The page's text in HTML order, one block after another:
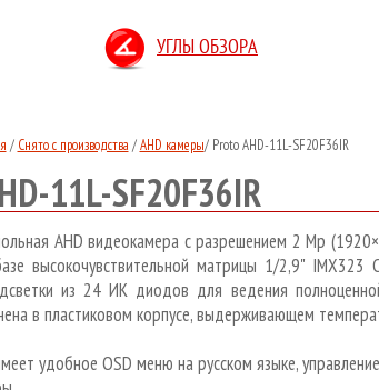
УГЛЫ ОБЗОРА
/ Снято с производства /AHD камеры/ Proto AHD-11L-SF20F36IR
11L-SF20F36IR
AHD видеокамера с разрешением 2 Mp
высокочувствительной матрицы 1/2,9" IMX323
из 24 ИК диодов для ведения
в пластиковом корпусе, выдерживающем
удобное OSD меню на русском языке,